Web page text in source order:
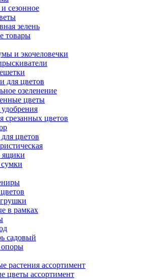
сезонное
зелень
товары
и экочеловечки
для цветов
озеленение
цветы
срезанных цветов
цветов
ящики
в рамках
садовый
растения ассортимент
цветы ассортимент